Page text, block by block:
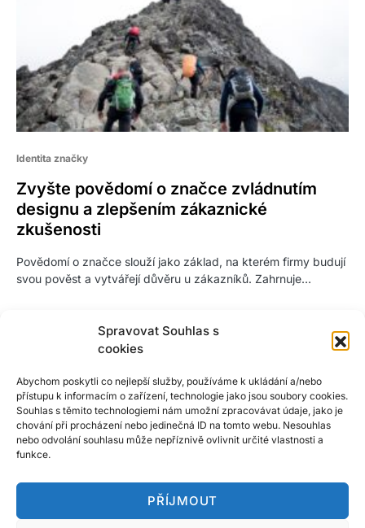
Spravovat Souhlas s
cookies
Abychom poskytli co nejlepší služby, používáme k ukládání a/nebo
přístupu k informacím o zařízení, technologie jako jsou soubory cookies.
Souhlas s těmito technologiemi nám umožní zpracovávat údaje, jako je
chování při procházení nebo jedinečná ID na tomto webu. Nesouhlas
nebo odvolání souhlasu může nepříznivě ovlivnit určité vlastnosti a
funkce.
PŘÍJMOUT
Identita značky
Zvyšte povědomí o značce zvládnutím
designu a zlepšením zákaznické
zkušenosti
Povědomí o značce slouží jako základ, na kterém firmy budují
svou pověst a vytvářejí důvěru u zákazníků. Zahrnuje…